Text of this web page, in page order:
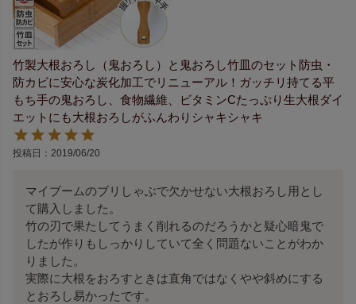
竹製大根おろし（鬼おろし）と鬼おろし竹皿のセット防虫・
防カビに安心な炭化加工でリニューアル！ガッチリ持てる平
もち手の鬼おろし、食物繊維、ビタミンCたっぷり生大根ダイ
エットにも大根おろしがふんわりシャキシャキ
投稿日 2019/06/20
マイブームのブリしゃぶで欠かせない大根おろし用とし
て購入しました。
竹の刃で果たしてうまく削れるのだろうかと疑心暗鬼で
したが作りもしっかりしていて全く問題ないことがわか
りました。
実際に大根をおろすときは直角ではなくやや斜めにする
とおろし易かったです。